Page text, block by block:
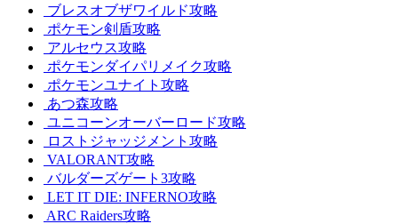
ブレスオブザワイルド攻略
ポケモン剣盾攻略
アルセウス攻略
ポケモンダイパリメイク攻略
ポケモンユナイト攻略
あつ森攻略
ユニコーンオーバーロード攻略
ロストジャッジメント攻略
VALORANT攻略
バルダーズゲート3攻略
LET IT DIE: INFERNO攻略
ARC Raiders攻略